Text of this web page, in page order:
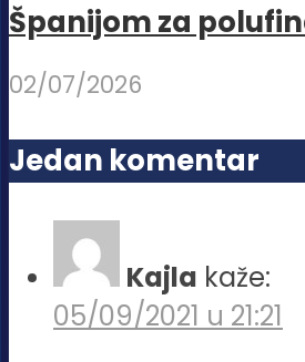
Španijom za
02/07/2026
Jedan komentar
Kajla kaže:
05/09/2021 u 21:21